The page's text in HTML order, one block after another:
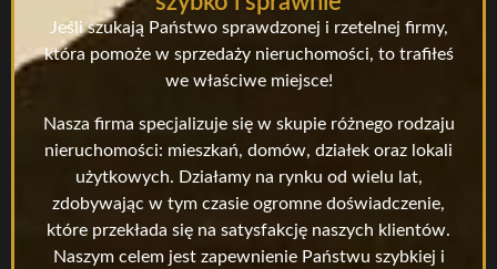
Jeśli szukają Państwo sprawdzonej i rzetelnej firmy,
która pomoże w sprzedaży nieruchomości, to trafiłeś
we właściwe miejsce!
Nasza firma specjalizuje się w skupie różnego rodzaju
nieruchomości: mieszkań, domów, działek oraz lokali
użytkowych. Działamy na rynku od wielu lat,
zdobywając w tym czasie ogromne doświadczenie,
które przekłada się na satysfakcję naszych klientów.
Naszym celem jest zapewnienie Państwu szybkiej i